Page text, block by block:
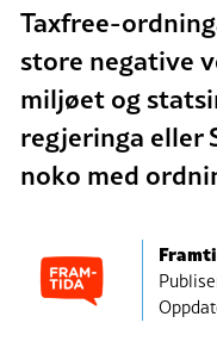
Taxfree-
store negative
miljøet og
regjeringa eller
noko med